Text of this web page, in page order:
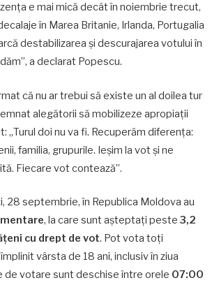
e mai mică decât în noiembrie trecut,
în Marea Britanie, Irlanda, Portugalia
destabilizarea și descurajarea votului în
a declarat Popescu.
că nu ar trebui să existe un al doilea tur
alegătorii să mobilizeze apropiații
„Turul doi nu va fi. Recuperăm diferența:
familia, grupurile. Ieșim la vot și ne
Fiecare vot contează”.
28 septembrie, în Republica Moldova au
, la care sunt așteptați peste 3,2
cu drept de vot. Pot vota toți
vârsta de 18 ani, inclusiv în ziua
de votare sunt deschise între orele 07:00